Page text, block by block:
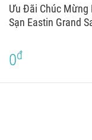
Ưu Đãi Chúc Mừng
Sạn Eastin Grand
0đ